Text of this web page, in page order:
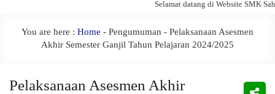
Selamat datang di Website SMK
You are here : Home - Pengumuman - Pelaksanaan Asesmen
Akhir Semester Ganjil Tahun Pelajaran 2024/2025
Pelaksanaan Asesmen Akhir